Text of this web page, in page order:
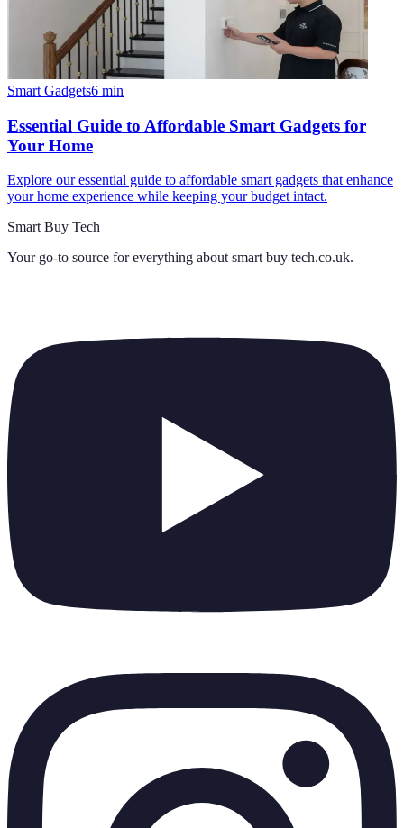
Smart Gadgets6 min
Essential Guide to Affordable Smart Gadgets for
Your Home
Explore our essential guide to affordable smart gadgets that enhance
your home experience while keeping your budget intact.
Smart Buy Tech
Your go-to source for everything about smart buy tech.co.uk.